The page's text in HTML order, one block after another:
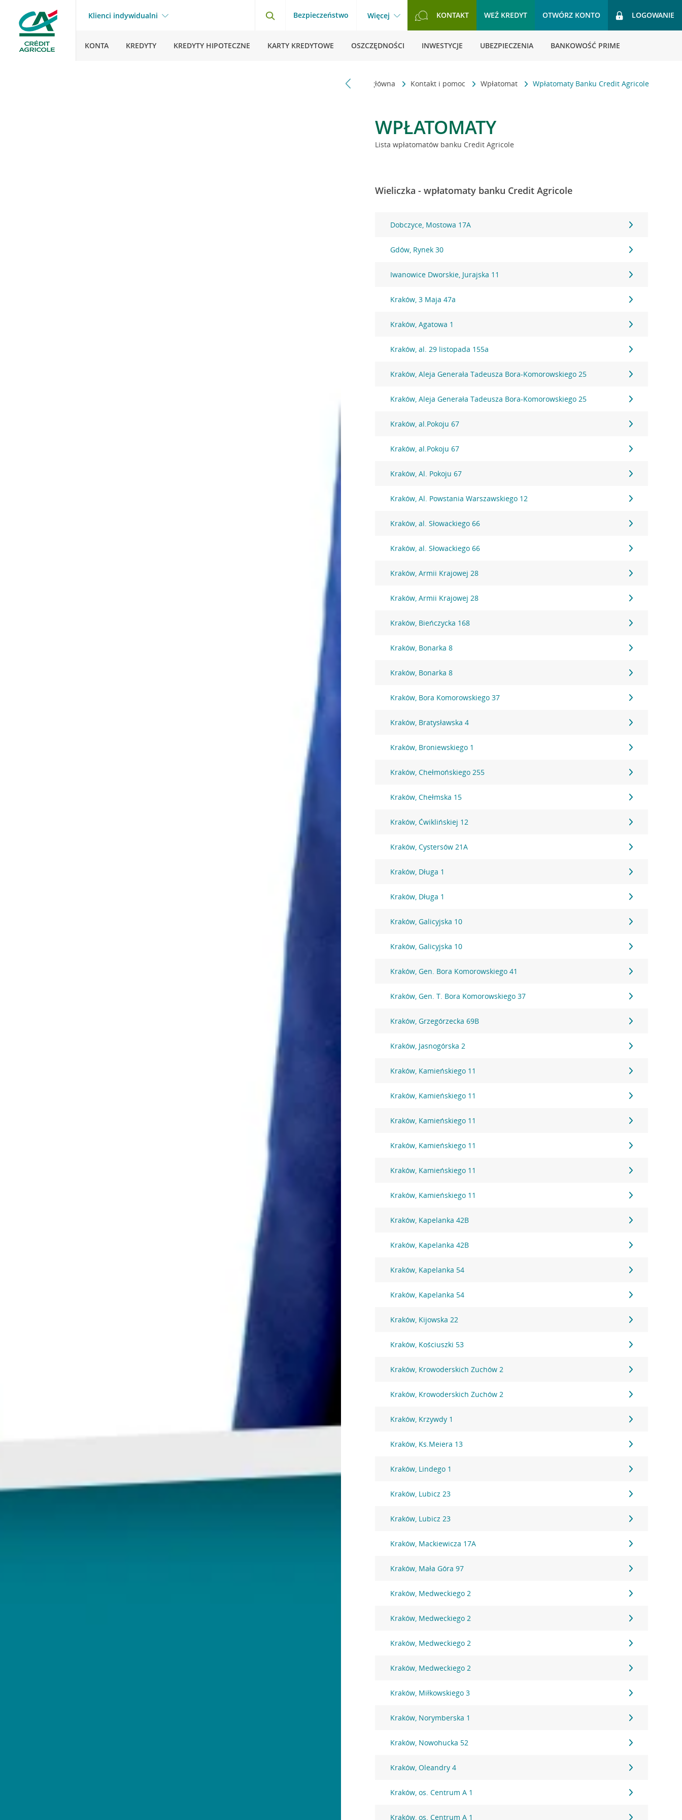
Klienci indywidualni Bezpieczeństwo Więcej KONTAKT WEŹ KREDYT OTWÓRZ KONTO LOGOWANIE
KONTA KREDYTY KREDYTY HIPOTECZNE KARTY KREDYTOWE OSZCZĘDNOŚCI INWESTYCJE UBEZPIECZENIA BANKOWOŚĆ PRIME
Strona główna Kontakt i pomoc Wpłatomat Wpłatomaty Banku Credit Agricole
WPŁATOMATY
Lista wpłatomatów banku Credit Agricole
Wieliczka - wpłatomaty banku Credit Agricole
Dobczyce, Mostowa 17A
Gdów, Rynek 30
Iwanowice Dworskie, Jurajska 11
Kraków, 3 Maja 47a
Kraków, Agatowa 1
Kraków, al. 29 listopada 155a
Kraków, Aleja Generała Tadeusza Bora-Komorowskiego 25
Kraków, Aleja Generała Tadeusza Bora-Komorowskiego 25
Kraków, al.Pokoju 67
Kraków, al.Pokoju 67
Kraków, Al. Pokoju 67
Kraków, Al. Powstania Warszawskiego 12
Kraków, al. Słowackiego 66
Kraków, al. Słowackiego 66
Kraków, Armii Krajowej 28
Kraków, Armii Krajowej 28
Kraków, Bieńczycka 168
Kraków, Bonarka 8
Kraków, Bonarka 8
Kraków, Bora Komorowskiego 37
Kraków, Bratysławska 4
Kraków, Broniewskiego 1
Kraków, Chełmońskiego 255
Kraków, Chełmska 15
Kraków, Ćwiklińskiej 12
Kraków, Cystersów 21A
Kraków, Długa 1
Kraków, Długa 1
Kraków, Galicyjska 10
Kraków, Galicyjska 10
Kraków, Gen. Bora Komorowskiego 41
Kraków, Gen. T. Bora Komorowskiego 37
Kraków, Grzegórzecka 69B
Kraków, Jasnogórska 2
Kraków, Kamieńskiego 11
Kraków, Kamieńskiego 11
Kraków, Kamieńskiego 11
Kraków, Kamieńskiego 11
Kraków, Kamieńskiego 11
Kraków, Kamieńskiego 11
Kraków, Kapelanka 42B
Kraków, Kapelanka 42B
Kraków, Kapelanka 54
Kraków, Kapelanka 54
Kraków, Kijowska 22
Kraków, Kościuszki 53
Kraków, Krowoderskich Zuchów 2
Kraków, Krowoderskich Zuchów 2
Kraków, Krzywdy 1
Kraków, Ks.Meiera 13
Kraków, Lindego 1
Kraków, Lubicz 23
Kraków, Lubicz 23
Kraków, Mackiewicza 17A
Kraków, Mała Góra 97
Kraków, Medweckiego 2
Kraków, Medweckiego 2
Kraków, Medweckiego 2
Kraków, Medweckiego 2
Kraków, Miłkowskiego 3
Kraków, Norymberska 1
Kraków, Nowohucka 52
Kraków, Oleandry 4
Kraków, os. Centrum A 1
Kraków, os. Centrum A 1